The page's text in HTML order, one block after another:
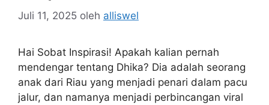
Juli 11, 2025 oleh alliswel
Hai Sobat Inspirasi! Apakah kalian pernah
mendengar tentang Dhika? Dia adalah seorang
anak dari Riau yang menjadi penari dalam pacu
jalur, dan namanya menjadi perbincangan viral